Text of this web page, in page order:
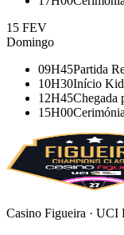
15 FEV
Domingo
09H45Partida
10H30Início
12H45Chegada
15H00
Casino Figueira · UCI